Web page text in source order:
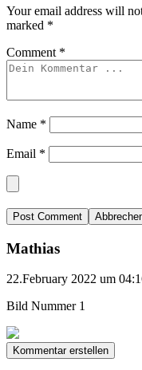
Your email address will
marked *
Comment *
Name *
Email *
Mathias
22.February 2022 um
Bild Nummer 1
Kommentar erstellen